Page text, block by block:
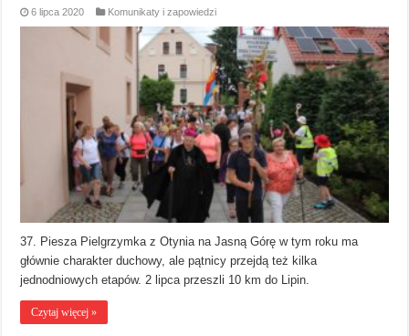
6 lipca 2020 Komunikaty i zapowiedzi
37. Piesza Pielgrzymka z Otynia na Jasną Górę w tym roku ma
głównie charakter duchowy, ale pątnicy przejdą też kilka
jednodniowych etapów. 2 lipca przeszli 10 km do Lipin.
Czytaj więcej »